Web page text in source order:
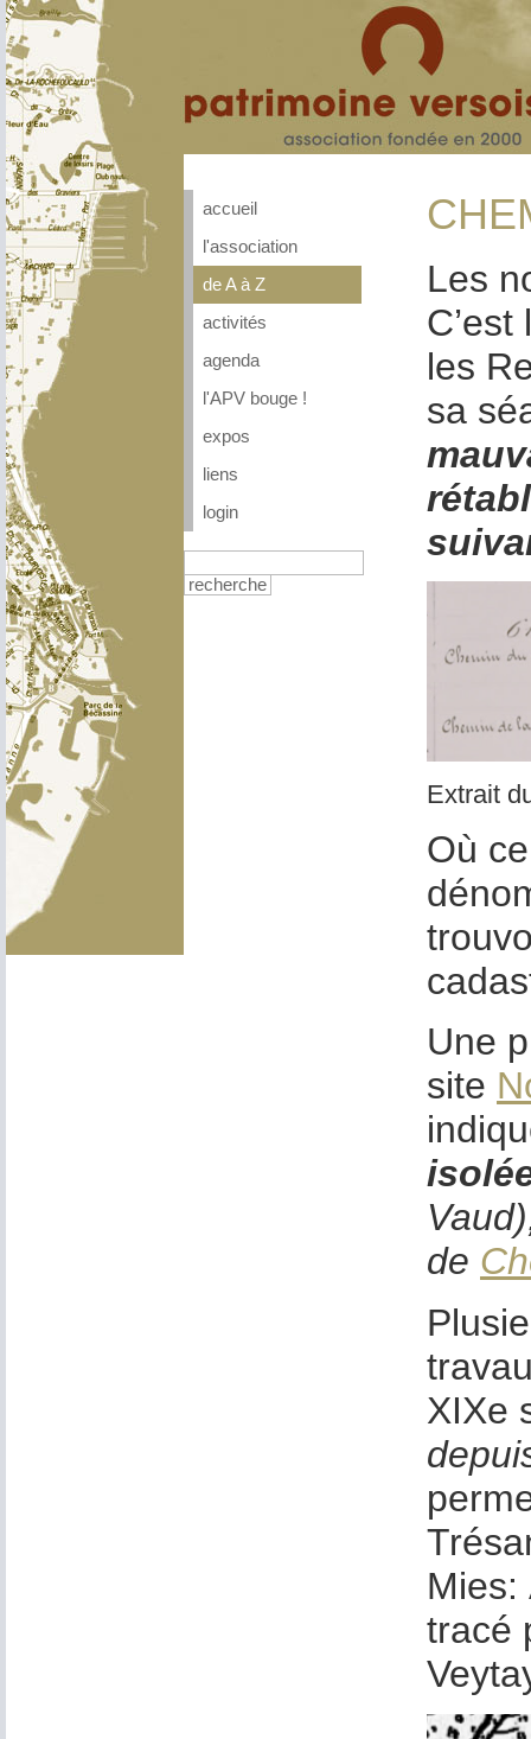
accueil
l'association
de A à Z
activités
agenda
l'APV bouge !
expos
liens
login
recherche
Les
les
sa
Extrait
Où
Une
site
de
XIXe
Mies:
tracé